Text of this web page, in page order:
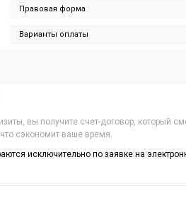
вы получите счет-договор, который
что сэкономит ваше время.
исключительно по заявке на